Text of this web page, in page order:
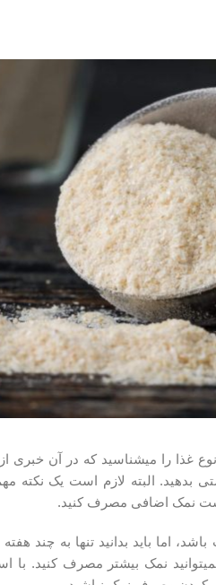
البته لازم است یک نکته مهم
اما باید بدانید تنها به چند